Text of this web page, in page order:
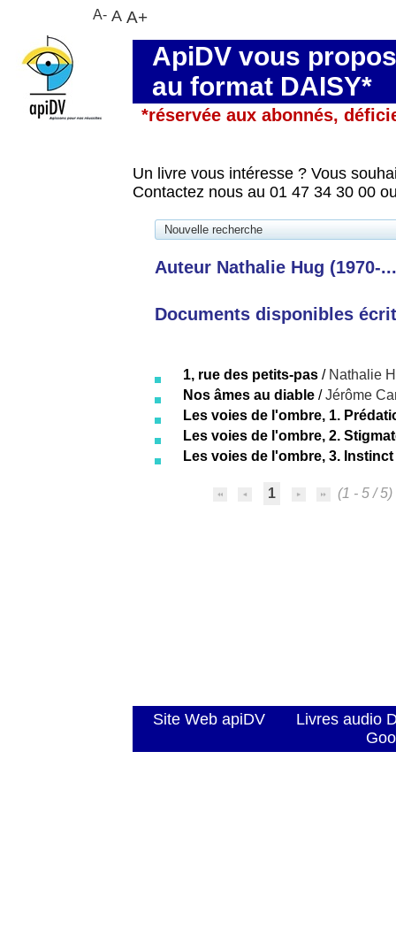
ApiDV vous
au format DAISY*
*réservée aux abonnés,
Un livre vous intéresse ? Vous
Contactez nous au 01 47 34 30 00
Nouvelle recherche
Auteur Nathalie Hug (1970-
Documents disponibles
1, rue des petits-pas / Nathalie
Nos âmes au diable /Jérôme
Les voies de l'ombre, 1.
Les voies de l'ombre, 2.
Les voies de l'ombre, 3. Instinct
1 (1 - 5 / 5)
Site Web apiDV
Livres audio
A- A A+